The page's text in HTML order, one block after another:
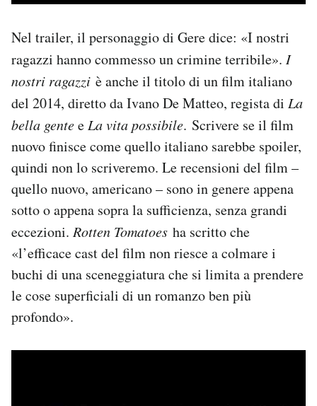
Nel trailer, il personaggio di Gere dice: «I nostri
ragazzi hanno commesso un crimine terribile». I
nostri ragazzi è anche il titolo di un film italiano
del 2014, diretto da Ivano De Matteo, regista di La
bella genteeLa vita possibile. Scrivere se il film
nuovo finisce come quello italiano sarebbe spoiler,
quindi non lo scriveremo. Le recensioni del film –
quello nuovo, americano – sono in genere appena
sotto o appena sopra la sufficienza, senza grandi
eccezioni. Rotten Tomatoes ha scritto che
«l’efficace cast del film non riesce a colmare i
buchi di una sceneggiatura che si limita a prendere
le cose superficiali di un romanzo ben più
profondo».